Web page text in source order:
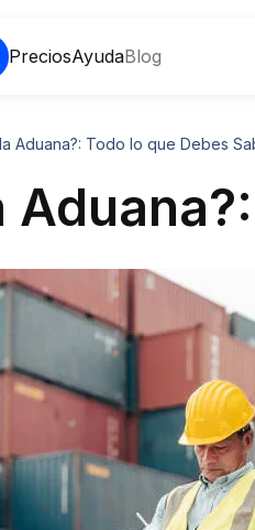
PreciosAyudaBlog
Aduana?: Todo lo que Debes